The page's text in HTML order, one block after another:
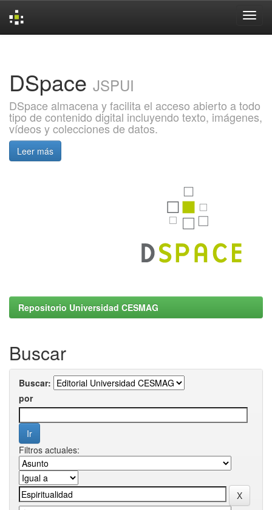
DSpace JSPUI
DSpace almacena y facilita el acceso abierto a todo
tipo de contenido digital incluyendo texto, imágenes,
vídeos y colecciones de datos.
Leer más
Repositorio Universidad CESMAG
Buscar
Buscar:
por
Filtros actuales: